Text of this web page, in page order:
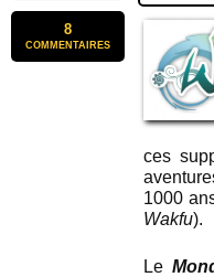
8
commentaires
ces
1000
Wakfu).
Le